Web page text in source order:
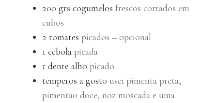
200 grs cogumelos frescos cortados em
cubos
2 tomates picados – opcional
1 cebola picada
1 dente alho picado
temperos a gosto usei pimenta preta,
pimentão doce, noz moscada e uma